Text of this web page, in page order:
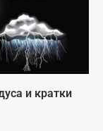
и кратки